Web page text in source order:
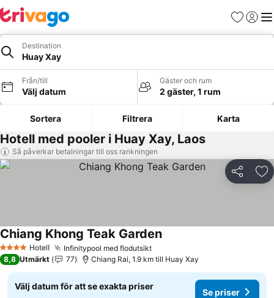
Favoriter
Logga
Destination
Huay Xay
Från/till
Välj datum
Gäster och rum
2 gäster, 1 rum
Sortera Filtrera Karta
Hotell med pooler i Huay Xay, Laos
Så påverkar betalningar till oss rankningen
Dela
4 StjärnorHotell Infinitypool med flodutsikt
Chiang Khong Teak Garden
8,8 Utmärkt 77 Chiang Rai, 1.9 km till Huay Xay
Välj datum för att se exakta priser
Se priser